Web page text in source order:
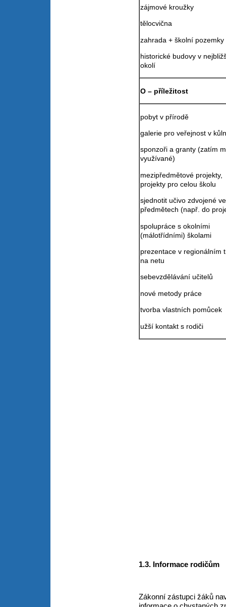
zájmové kroužky
tělocvična
zahrada + školní pozemky
historické budovy v
okolí
O – příležitost
pobyt v přírodě
galerie pro veřejnost v
sponzoři a granty (zatím
využívané)
mezipředmětové projekty,
projekty pro celou školu
sjednotit učivo zdvojené
předmětech (např. do
spolupráce s okolními
(málotřídními) školami
prezentace v regionálním
na netu
sebevzdělávání učitelů
nové metody práce
tvorba vlastních pomůcek
užší kontakt s rodiči
1.3. Informace rodičům
Zákonní zástupci žáků